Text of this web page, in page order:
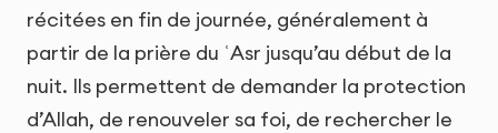
récitées en fin de journée, généralement à
partir de la prière du ʿAsr jusqu’au début de la
nuit. Ils permettent de demander la protection
d’Allah, de renouveler sa foi, de rechercher le